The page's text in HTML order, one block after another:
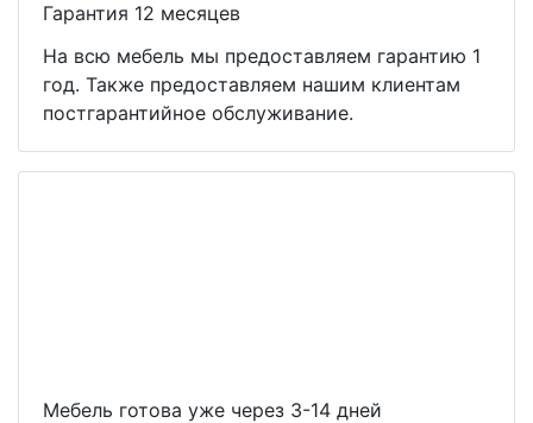
Гарантия 12 месяцев
На всю мебель мы предоставляем гарантию 1
год. Также предоставляем нашим клиентам
постгарантийное обслуживание.
Мебель готова уже через 3-14 дней